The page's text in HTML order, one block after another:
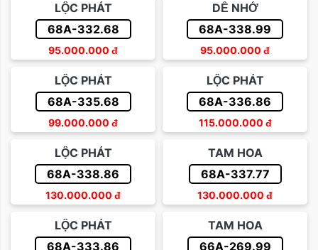
LỘC PHÁT
68A-332.68
95.000.000 đ
DỄ NHỚ
68A-338.99
95.000.000 đ
LỘC PHÁT
68A-335.68
99.000.000 đ
LỘC PHÁT
68A-336.86
115.000.000 đ
LỘC PHÁT
68A-338.86
130.000.000 đ
TAM HOA
68A-337.77
130.000.000 đ
LỘC PHÁT
68A-333.86
TAM HOA
66A-269.99